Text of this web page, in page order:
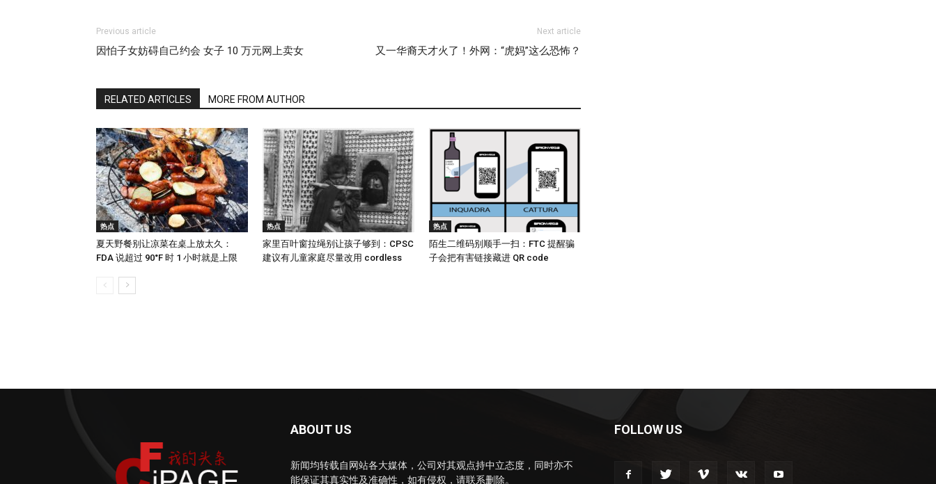
Previous article
因怕子女妨碍自己约会 女子 10 万元网上卖女
Next article
又一华裔天才火了！外网：“虎妈”这么恐怖？
RELATED ARTICLES MORE FROM AUTHOR
热点
夏天野餐别让凉菜在桌上放太久：
FDA 说超过 90°F 时 1 小时就是上限
热点
家里百叶窗拉绳别让孩子够到：CPSC
建议有儿童家庭尽量改用 cordless
热点
陌生二维码别顺手一扫：FTC 提醒骗
子会把有害链接藏进 QR code
ABOUT US
新闻均转载自网站各大媒体，公司对其观点持中立态度，同时亦不
能保证其真实性及准确性，如有侵权，请联系删除。
FOLLOW US